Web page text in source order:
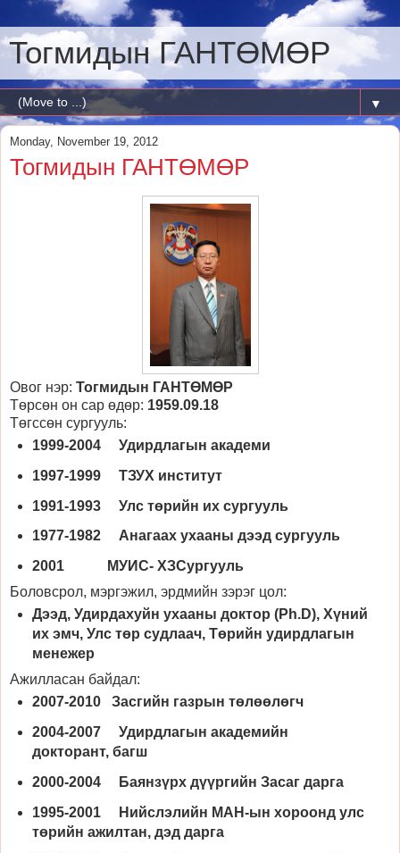
Тогмидын ГАНТӨМӨР
▼
Monday, November 19, 2012
Тогмидын ГАНТӨМӨР
Овог нэр: Тогмидын ГАНТӨМӨР
Төрсөн он сар өдөр: 1959.09.18
Төгссөн сургууль:
1999-2004 Удирдлагын академи
1997-1999 ТЗУХ институт
1991-1993 Улс төрийн их сургууль
1977-1982 Анагаах ухааны дээд сургууль
2001 МУИС- ХЗСургууль
Боловсрол, мэргэжил, эрдмийн зэрэг цол:
Дээд, Удирдахуйн ухааны доктор (Ph.D), Хүний
их эмч, Улс төр судлаач, Төрийн удирдлагын
менежер
Ажилласан байдал:
2007-2010 Засгийн газрын төлөөлөгч
2004-2007 Удирдлагын академийн
докторант, багш
2000-2004 Баянзүрх дүүргийн Засаг дарга
1995-2001 Нийслэлийн МАН-ын хороонд улс
төрийн ажилтан, дэд дарга